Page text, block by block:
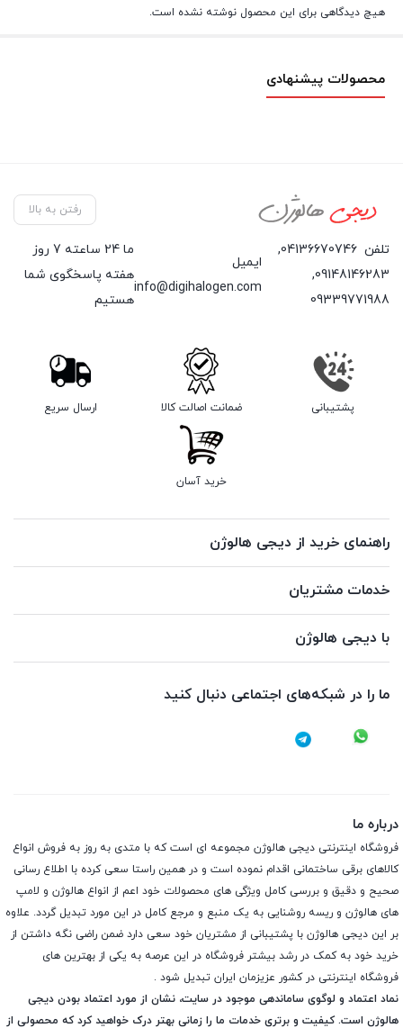
هیچ دیدگاهی برای این محصول نوشته نشده است.
محصولات پیشنهادی
رفتن به بالا
تلفن 04136670746
,
09148146283
,
09339771988
ایمیل
info@digihalogen.com
ما 24 ساعته 7 روز
هفته پاسخگوی شما
هستیم
پشتیبانی ضمانت اصالت کالا ارسال سریع
خرید آسان
راهنمای خرید از دیجی هالوژن
خدمات مشتریان
با دیجی هالوژن
ما را در شبکه‌های اجتماعی دنبال کنید
درباره ما
فروشگاه اینترنتی دیجی هالوژن مجموعه ای است که با متدی به روز به فروش انواع
کالاهای برقی ساختمانی اقدام نموده است و در همین راستا سعی کرده با اطلاع رسانی
صحیح و دقیق و بررسی کامل ویژگی های محصولات خود اعم از انواع هالوژن و لامپ
های هالوژن و ریسه روشنایی به یک منبع و مرجع کامل در این مورد تبدیل گردد. علاوه
بر این دیجی هالوژن با پشتیبانی از مشتریان خود سعی دارد ضمن راضی نگه داشتن از
خرید خود به کمک در رشد بیشتر فروشگاه در این عرصه به یکی از بهترین های
فروشگاه اینترنتی در کشور عزیزمان ایران تبدیل شود .
نماد اعتماد و لوگوی ساماندهی موجود در سایت، نشان از مورد اعتماد بودن دیجی
هالوژن است. کیفیت و برتری خدمات ما را زمانی بهتر درک خواهید کرد که محصولی از